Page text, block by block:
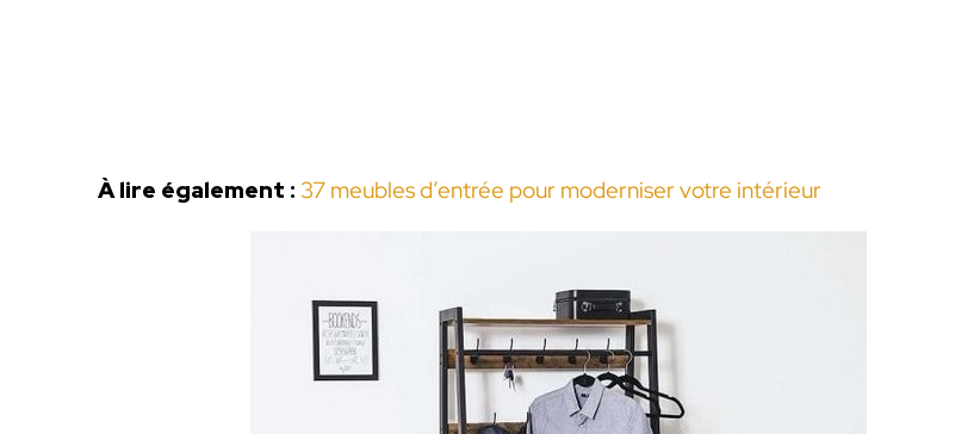
À lire également : 37 meubles d’entrée pour moderniser votre intérieur